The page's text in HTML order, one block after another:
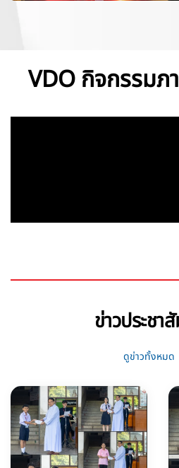
VDO กิจกรรมภ
ข่าวประช
ดูข่าวทั้งหมด